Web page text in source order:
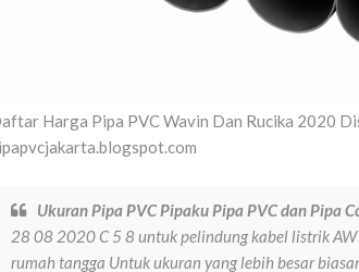
Harga Pipa PVC Wavin Dan Rucika 2020
Ukuran Pipa PVC Pipaku Pipa PVC dan Pipa
28 08 2020 C 5 8 untuk pelindung kabel listrik
rumah tangga Untuk ukuran yang lebih besar